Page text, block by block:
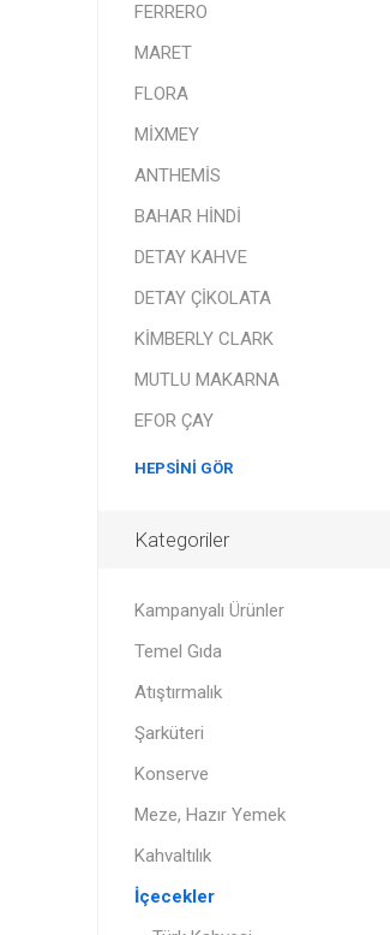
FERRERO
MARET
FLORA
MİXMEY
ANTHEMİS
BAHAR HİNDİ
DETAY KAHVE
DETAY ÇİKOLATA
KİMBERLY CLARK
MUTLU MAKARNA
EFOR ÇAY
HEPSINI GÖR
Kategoriler
Kampanyalı Ürünler
Temel Gıda
Atıştırmalık
Şarküteri
Konserve
Meze, Hazır Yemek
Kahvaltılık
İçecekler